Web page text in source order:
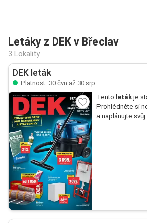
Letáky z DEK v Břeclav
3 Lokality
DEK leták
Platnost: 30 čvn až 30 srp
Tento letákje
Prohlédněte si
a naplánujte svůj